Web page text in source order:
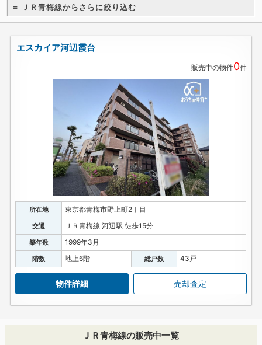
＝ ＪＲ青梅線からさらに絞り込む
エスカイア河辺霞台
販売中の物件0件
所在地 東京都青梅市野上町2丁目
交通 ＪＲ青梅線 河辺駅 徒歩15分
築年数 1999年3月
階数 地上6階 総戸数 43戸
物件詳細 売却査定
ＪＲ青梅線の販売中一覧